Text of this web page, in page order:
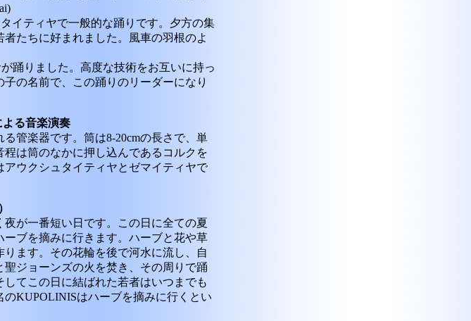
イティヤで一般的な踊りです。夕方の集
たちに好まれました。風車の羽根のよ
踊りました。高度な技術をお互いに持っ
の名前で、この踊りのリーダーになり
る音楽演奏
管楽器です。筒は8-20cmの長さで、単
は筒のなかに押し込んであるコルクを
アウクシュタイティヤとゼマイティヤで
が一番短い日です。この日に全ての夏
ブを摘みに行きます。ハーブと花や草
ます。その花輪を後で河水に流し、自
ジョーンズの火を焚き、その周りで踊
てこの日に結ばれた若者はいつまでも
KUPOLINISはハーブを摘みに行くとい